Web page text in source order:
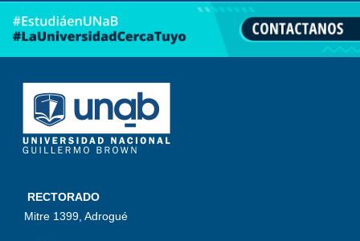
RECTORADO
Mitre 1399, Adrogué